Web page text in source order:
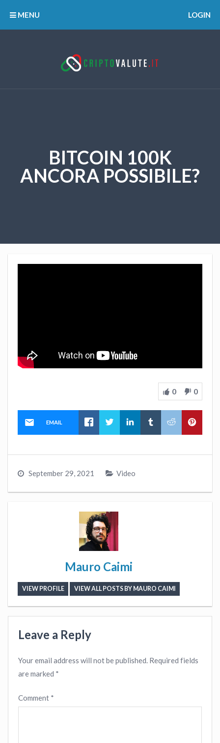
MENU LOGIN
BITCOIN 100K
ANCORA POSSIBILE?
0 0
EMAIL
September 29, 2021 Video
Mauro Caimi
VIEW PROFILE VIEW ALL POSTS BY MAURO CAIMI
Leave a Reply
Your email address will not be published. Required fields
are marked *
Comment *